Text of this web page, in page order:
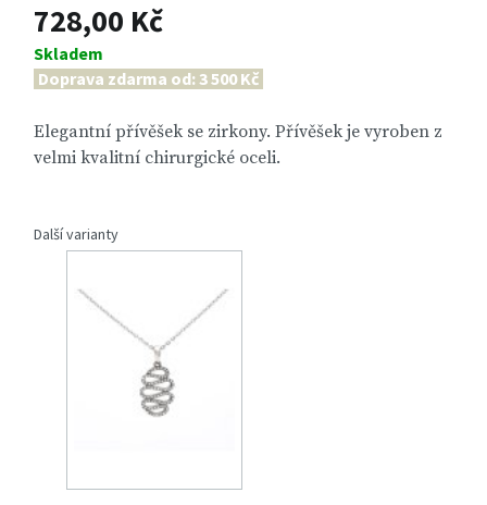
728,00 Kč
Skladem
Doprava zdarma od: 3 500 Kč
Elegantní přívěšek se zirkony. Přívěšek je vyroben z
velmi kvalitní chirurgické oceli.
Další varianty